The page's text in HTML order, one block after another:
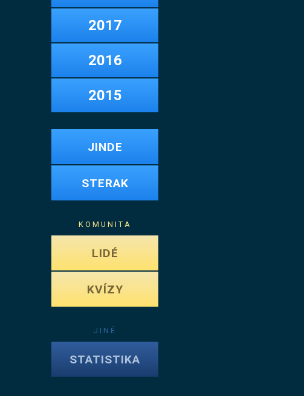
2017
2016
2015
JINDE
STERAK
KOMUNITA
LIDÉ
KVÍZY
JINÉ
STATISTIKA